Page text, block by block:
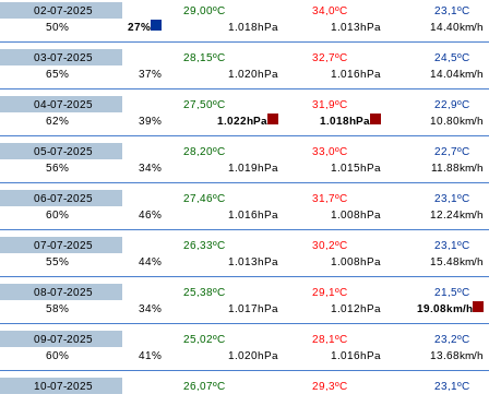
02-07-2025 29,00ºC 34,0ºC
23,1ºC
50%
27% 1.018hPa 1.013hPa 14.40km/h
03-07-2025 28,15ºC 32,7ºC
24,5ºC
65%
37% 1.020hPa 1.016hPa 14.04km/h
04-07-2025 27,50ºC 31,9ºC
22,9ºC
62%
39% 1.022hPa 1.018hPa 10.80km/h
05-07-2025 28,20ºC 33,0ºC
22,7ºC
56%
34% 1.019hPa 1.015hPa 11.88km/h
06-07-2025 27,46ºC 31,7ºC
23,1ºC
60%
46% 1.016hPa 1.008hPa 12.24km/h
07-07-2025 26,33ºC 30,2ºC
23,1ºC
55%
44% 1.013hPa 1.008hPa 15.48km/h
08-07-2025 25,38ºC 29,1ºC
21,5ºC
58%
34% 1.017hPa 1.012hPa 19.08km/h
09-07-2025 25,02ºC 28,1ºC
23,2ºC
60%
41% 1.020hPa 1.016hPa 13.68km/h
10-07-2025 26,07ºC 29,3ºC
23,1ºC